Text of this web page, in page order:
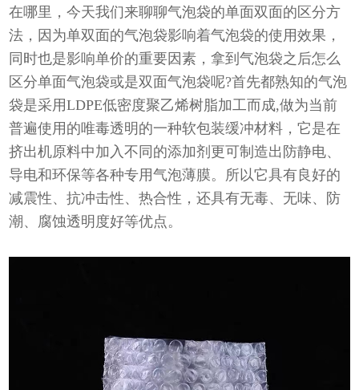
在哪里，今天我们来聊聊气泡袋的单面双面的区分方
法，因为单双面的气泡袋影响着气泡袋的使用效果，
同时也是影响单价的重要因素，拿到气泡袋之后怎么
区分单面气泡袋或是双面气泡袋呢?首先都熟知的气泡
袋是采用LDPE低密度聚乙烯树脂加工而成,做为当前
普遍使用的唯毒透明的一种软包装缓冲材料，它是在
挤出机原料中加入不同的添加剂更可制造出防静电、
导电和环保等各种专用气泡薄膜。所以它具有良好的
减震性、抗冲击性、热合性，还具有无毒、无味、防
潮、腐蚀透明度好等优点。